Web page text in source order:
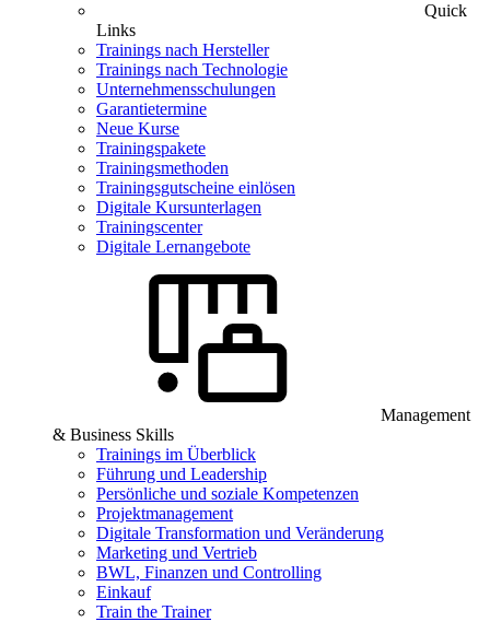
Quick
Links
Trainings nach Hersteller
Trainings nach Technologie
Unternehmensschulungen
Garantietermine
Neue Kurse
Trainingspakete
Trainingsmethoden
Trainingsgutscheine einlösen
Digitale Kursunterlagen
Trainingscenter
Digitale Lernangebote
Management
& Business Skills
Trainings im Überblick
Führung und Leadership
Persönliche und soziale Kompetenzen
Projektmanagement
Digitale Transformation und Veränderung
Marketing und Vertrieb
BWL, Finanzen und Controlling
Einkauf
Train the Trainer